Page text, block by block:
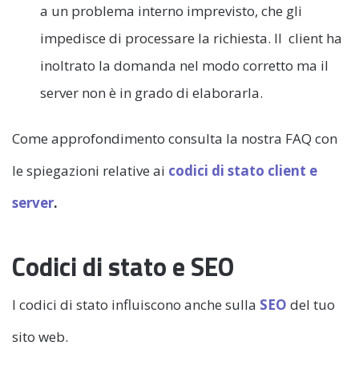
a un problema interno imprevisto, che gli
impedisce di processare la richiesta. Il client ha
inoltrato la domanda nel modo corretto ma il
server non è in grado di elaborarla.
Come approfondimento consulta la nostra FAQ con
le spiegazioni relative ai codici di stato client e
server.
Codici di stato e SEO
I codici di stato influiscono anche sulla SEO del tuo
sito web.